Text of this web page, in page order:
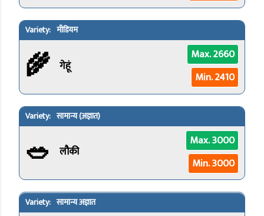
मीडियम
🌾 गेहूं
Max. 2660
Min. 2410
सामान्य (अज्ञात)
🥗 लौकी
Max. 3000
Min. 3000
सामान्य अज्ञात